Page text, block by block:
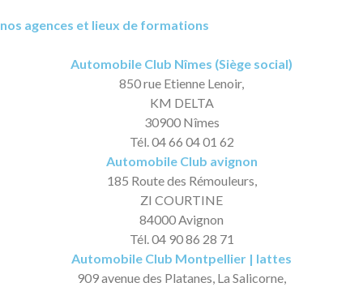
nos agences et lieux de formations
Automobile Club Nîmes (Siège social)
850 rue Etienne Lenoir,
KM DELTA
30900 Nîmes
Tél. 04 66 04 01 62
Automobile Club avignon
185 Route des Rémouleurs,
ZI COURTINE
84000 Avignon
Tél. 04 90 86 28 71
Automobile Club Montpellier | lattes
909 avenue des Platanes, La Salicorne,